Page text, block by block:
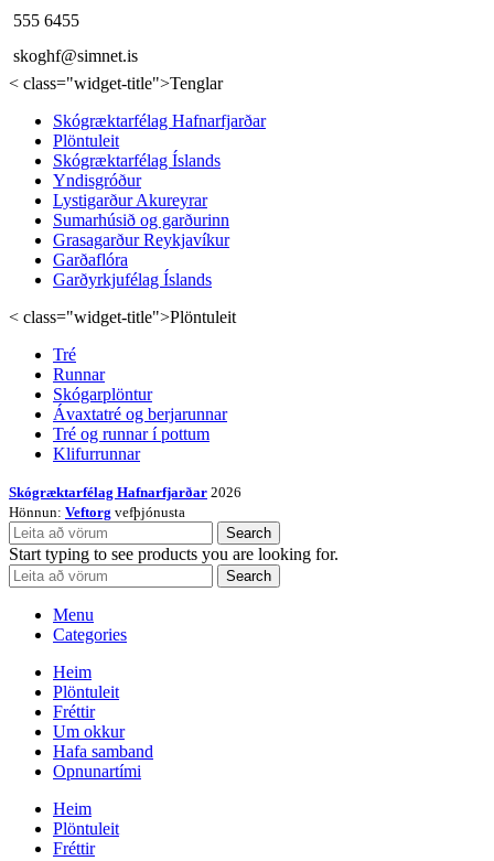
555 6455
skoghf@simnet.is
< class="widget-title">Tenglar
Skógræktarfélag Hafnarfjarðar
Plöntuleit
Skógræktarfélag Íslands
Yndisgróður
Lystigarður Akureyrar
Sumarhúsið og garðurinn
Grasagarður Reykjavíkur
Garðaflóra
Garðyrkjufélag Íslands
< class="widget-title">Plöntuleit
Tré
Runnar
Skógarplöntur
Ávaxtatré og berjarunnar
Tré og runnar í pottum
Klifurrunnar
Skógræktarfélag Hafnarfjarðar 2026
Hönnun: Veftorg vefþjónusta
Search
Start typing to see products you are looking for.
Search
Menu
Categories
Heim
Plöntuleit
Fréttir
Um okkur
Hafa samband
Opnunartími
Heim
Plöntuleit
Fréttir